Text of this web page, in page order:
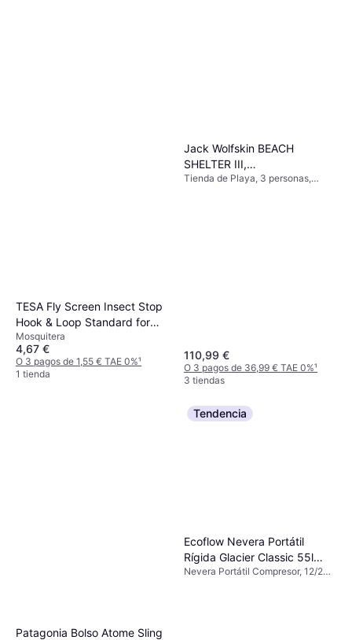
TESA Fly Screen Insect Stop
Hook & Loop Standard for
Windows 100cm x 100cm
Mosquitera
4,67 €
O 3 pagos de 1,55 € TAE 0%¹
1 tienda
Jack Wolfskin BEACH
SHELTER III,
3008141_5154_OS, Tienda
Tienda de Playa, 3 personas,
110,99 €
O 3 pagos de 36,99 € TAE 0%¹
3 tiendas
Patagonia Bolso Atome Sling
Tendencia
Ecoflow Nevera Portátil
Rígida Glacier Classic 55l
Grey
Nevera Portátil Compresor, 12/24